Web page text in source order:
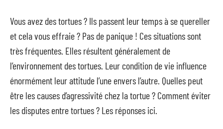
Vous avez des tortues ? Ils passent leur temps à se quereller
et cela vous effraie ? Pas de panique ! Ces situations sont
très fréquentes. Elles résultent généralement de
l’environnement des tortues. Leur condition de vie influence
énormément leur attitude l’une envers l’autre. Quelles peut
être les causes d’agressivité chez la tortue ? Comment éviter
les disputes entre tortues ? Les réponses ici.